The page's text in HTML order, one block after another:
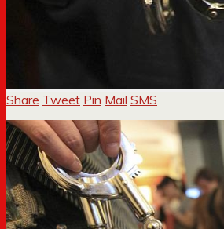
Share Tweet Pin Mail SMS